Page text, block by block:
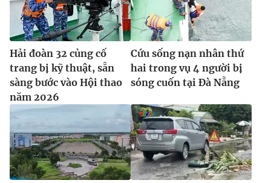
Hải đoàn 32 củng cố
trang bị kỹ thuật, sẵn
sàng bước vào Hội thao
năm 2026
Cứu sống nạn nhân thứ
hai trong vụ 4 người bị
sóng cuốn tại Đà Nẵng